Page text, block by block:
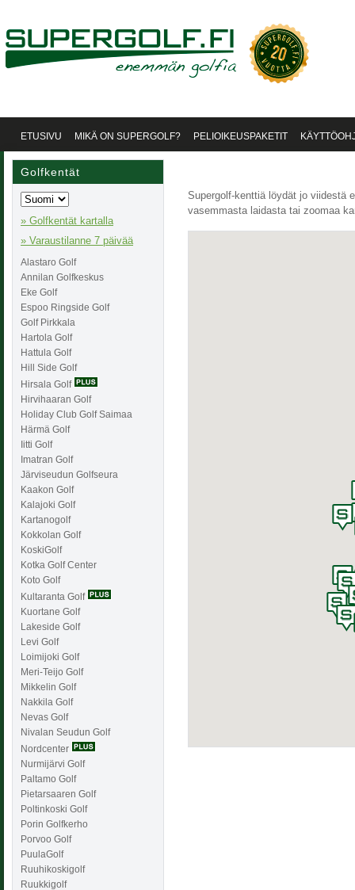
ETUSIVU MIKÄ ON SUPERGOLF? PELIOIKEUSPAKETIT
Golfkentät
» Golfkentät kartalla
» Varaustilanne 7 päivää
Alastaro Golf
Annilan Golfkeskus
Eke Golf
Espoo Ringside Golf
Golf Pirkkala
Hartola Golf
Hattula Golf
Hill Side Golf
Hirsala Golf
Hirvihaaran Golf
Holiday Club Golf Saimaa
Härmä Golf
Iitti Golf
Imatran Golf
Järviseudun Golfseura
Kaakon Golf
Kalajoki Golf
Kartanogolf
Kokkolan Golf
KoskiGolf
Kotka Golf Center
Koto Golf
Kultaranta Golf
Kuortane Golf
Lakeside Golf
Levi Golf
Loimijoki Golf
Meri-Teijo Golf
Mikkelin Golf
Nakkila Golf
Nevas Golf
Nivalan Seudun Golf
Nordcenter
Nurmijärvi Golf
Paltamo Golf
Pietarsaaren Golf
Poltinkoski Golf
Porin Golfkerho
Porvoo Golf
PuulaGolf
Ruuhikoskigolf
Ruukkigolf
Supergolf-kenttiä löydät jo viidestä
vasemmasta laidasta tai zoomaa